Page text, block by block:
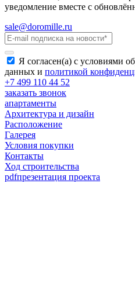
уведомление вместе с
sale@doromille.ru
Я согласен(а) с условиями
данных и политикой
+7 499 110 44 52
заказать звонок
апартаменты
Архитектура и дизайн
Расположение
Галерея
Условия покупки
Контакты
Ход строительства
pdfпрезентация проекта